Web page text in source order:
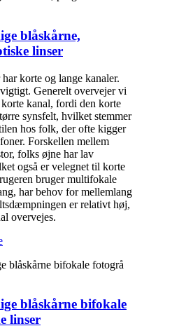
blåskårne,
linser
korte og lange kanaler.
Generelt overvejer vi
kanal, fordi den korte
synsfelt, hvilket stemmer
hos folk, der ofte kigger
Forskellen mellem
folks øjne har lav
også er velegnet til korte
bruger multifokale
har behov for mellemlang
er relativt høj,
overvejes.
blåskårne bifokale
linser